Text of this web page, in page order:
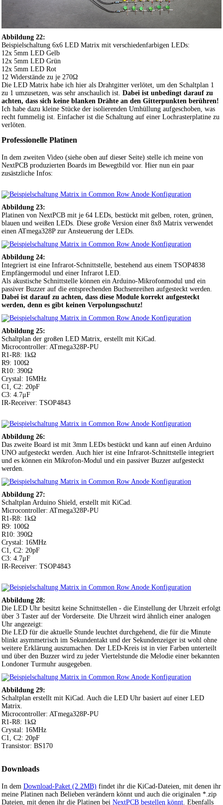
Abbildung 22:
Beispielschaltung 6x6 LED Matrix mit verschiedenfarbigen LEDs:
12x 5mm LED Gelb
12x 5mm LED Grün
12x 5mm LED Rot
12 Widerstände zu je 270Ω
Die LED Matrix habe ich hier als Drahtgitter verlötet, um den Schaltplan 1
zu 1 umzusetzen, was sehr anschaulich ist. Dabei ist unbedingt darauf zu
achten, dass sich keine blanken Drähte an den Gitterpunkten berühren!
Ich habe dazu kleine Stücke der isolierenden Umhüllung aufgeschoben, was
recht fummelig ist. Einfacher ist die Schaltung auf einer Lochrasterplatine zu
verlöten.
Professionelle Platinen
In dem zweiten Video (siehe oben auf dieser Seite) stelle ich meine von
NextPCB produzierten Boards im Bewegtbild vor. Hier nun ein paar
zusästzliche Infos:
Abbildung 23:
Platinen von NextPCB mit je 64 LEDs, bestückt mit gelben, roten, grünen,
blauen und weißen LEDs. Diese große Version einer 8x8 Matrix verwendet
einen ATmega328P zur Ansteuerung der LEDs.
Abbildung 24:
Integriert ist eine Infrarot-Schnittstelle, bestehend aus einem TSOP4838
Empfängermodul und einer Infrarot LED.
Als akustische Schnittstelle können ein Arduino-Mikrofonmodul und ein
passiver Buzzer auf die entsprechenden Buchsenreihen aufgesteckt werden.
Dabei ist darauf zu achten, dass diese Module korrekt aufgesteckt
werden, denn es gibt keinen Verpolungsschutz!
Abbildung 25:
Schaltplan der großen LED Matrix, erstellt mit KiCad.
Microcontroller: ATmega328P-PU
R1-R8: 1kΩ
R9: 100Ω
R10: 390Ω
Crystal: 16MHz
C1, C2: 20pF
C3: 4.7μF
IR-Receiver: TSOP4843
Abbildung 26:
Das zweite Board ist mit 3mm LEDs bestückt und kann auf einen Arduino
UNO aufgesteckt werden. Auch hier ist eine Infrarot-Schnittstelle integriert
und es können ein Mikrofon-Modul und ein passiver Buzzer aufgesteckt
werden.
Abbildung 27:
Schaltplan Arduino Shield, erstellt mit KiCad.
Microcontroller: ATmega328P-PU
R1-R8: 1kΩ
R9: 100Ω
R10: 390Ω
Crystal: 16MHz
C1, C2: 20pF
C3: 4.7μF
IR-Receiver: TSOP4843
Abbildung 28:
Die LED Uhr besitzt keine Schnittstellen - die Einstellung der Uhrzeit erfolgt
über 3 Taster auf der Vorderseite. Die Uhrzeit wird ähnlich einer analogen
Uhr angezeigt:
Die LED für die aktuelle Stunde leuchtet durchgehend, die für die Minute
blinkt asymmetrisch im Sekundentakt und der Sekundenzeiger ist wohl ohne
weitere Erklärung auszumachen. Der LED-Kreis ist in vier Farben unterteilt
und über den Buzzer wird zu jeder Viertelstunde die Melodie einer bekannten
Londoner Turmuhr ausgegeben.
Abbildung 29:
Schaltplan erstellt mit KiCad. Auch die LED Uhr basiert auf einer LED
Matrix.
Microcontroller: ATmega328P-PU
R1-R8: 1kΩ
Crystal: 16MHz
C1, C2: 20pF
Transistor: BS170
Downloads
In dem Download-Paket (2.2MB) findet ihr die KiCad-Dateien, mit denen ihr
meine Platinen nach Belieben verändern könnt und auch die originalen *.zip
Dateien, mit denen ihr die Platinen bei NextPCB bestellen könnt. Ebenfalls